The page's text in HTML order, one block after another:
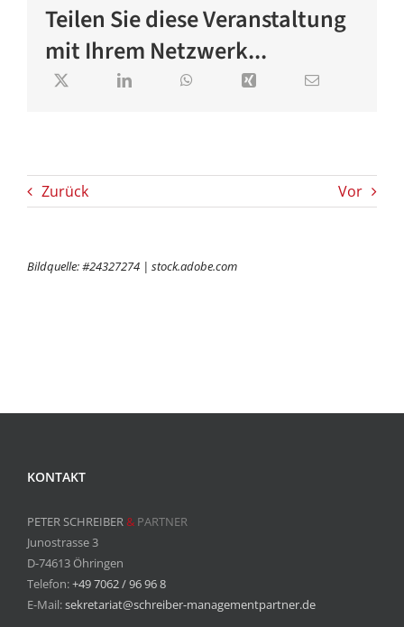
Teilen Sie diese Veranstaltung
mit Ihrem Netzwerk...
Zurück Vor
Bildquelle: #24327274 | stock.adobe.com
KONTAKT
PETER SCHREIBER& PARTNER
Junostrasse 3
D-74613 Öhringen
Telefon:+49 7062 / 96 96 8
E-Mail:sekretariat@schreiber-managementpartner.de